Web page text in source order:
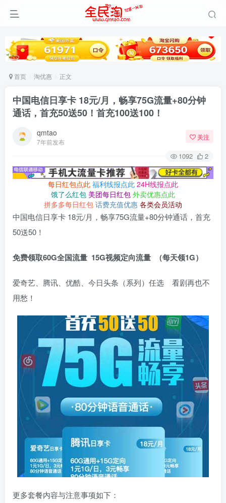
首页 淘优惠 正文
中国电信日享卡 18元/月，畅享75G流量+80分钟
通话，首充50送50！首充100送100！
qmtao
7年前发布
关注
1092 2
每日红包点此 福利线报点此 24H线报点此
饿了么红包 美团每日红包 外卖优惠点此
拼多多每日红包 话费充值优惠 各类会员活动
中国电信日享卡 18元/月，畅享75G流量+80分钟通话，首充
50送50！
免费领取60G全国流量 15G视频定向流量 （每天领1G）
爱奇艺、腾讯、优酷、今日头条（系列）任选 看剧再也不
用愁！
更多套餐内容与注意事项如下：